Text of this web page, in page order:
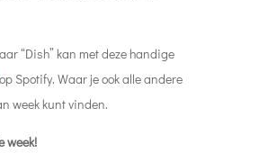
“Dish” kan met deze handige
Spotify. Waar je ook alle andere
week kunt vinden.
week!